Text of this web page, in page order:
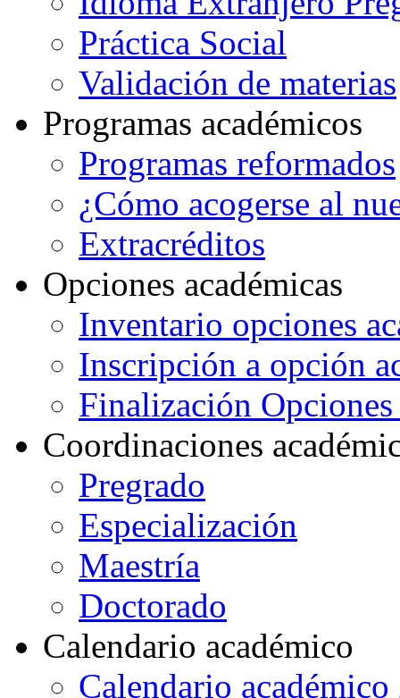
Práctica Social
Validación de materias
Programas académicos
Programas reformados
¿Cómo acogerse al
Extracréditos
Opciones académicas
Inventario opciones
Inscripción a opción
Finalización Opciones
Coordinaciones
Pregrado
Especialización
Maestría
Doctorado
Calendario académico
Calendario académico